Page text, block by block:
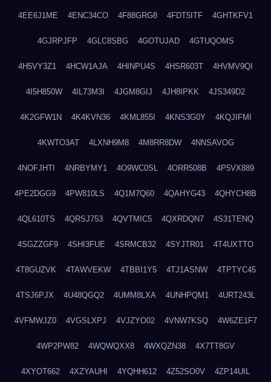
4EE6J1ME 4ENC34CO 4F88GRG8 4FDT5ITF 4GHTKFV1
4GJRPJFP 4GLC8SBG 4GOTUJAD 4GTUQOMS
4H5VY3Z1 4HCW1AJA 4HINPU4S 4HSR603T 4HVMV9QI
4I5H850W 4IL73M3I 4JGM8GIJ 4JH8IPKK 4JS349D2
4K2GFW1N 4K4KVN36 4KML855I 4KNS3G0Y 4KQJIFMI
4KWTO3AT 4LXNH9M8 4M8RR8DW 4NNSAVOG
4NOFJHTI 4NRBYMY1 4O9WC0SL 4ORR508B 4P5VX889
4PE2DGG9 4PW810LS 4Q1M7Q60 4QAHYG43 4QHYCH8B
4QL610TS 4QRSJ753 4QVTMIC5 4QXRDQN7 4S31TENQ
4SGZZGF9 4SHI3FUE 4SRMCB32 4SYJTR01 4T4UXTTO
4T8GUZVK 4TAWVEKW 4TBBI1Y5 4TJ1ASNW 4TPTYC45
4TSJ6PJX 4U48QGQ2 4UMM8LXA 4UNHPQM1 4URT243L
4VFMWJZ0 4VGSLXPJ 4VJZYO02 4VNW7KSQ 4W6ZE1F7
4WP2PW82 4WQWQXX8 4WXQZN38 4X7TT8GV
4XYOT662 4XZYAUHI 4YQHH612 4Z52SO0V 4ZP14UIL